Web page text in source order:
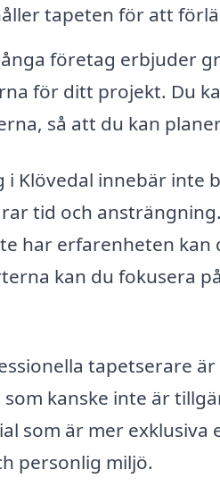
tapeten för att
företag erbjuder
för ditt projekt. Du
så att du kan
Klövedal innebär inte
tid och
har erfarenheten
kan du fokusera
tapetserare
kanske inte är
som är mer exklusiva
personlig miljö.